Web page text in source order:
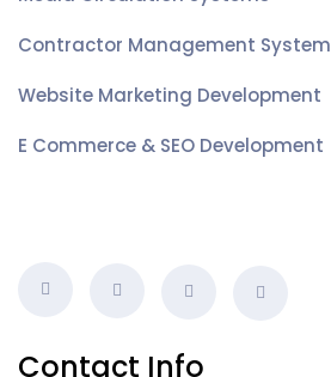
Contractor Management System
Website Marketing Development
E Commerce & SEO Development
Contact Info